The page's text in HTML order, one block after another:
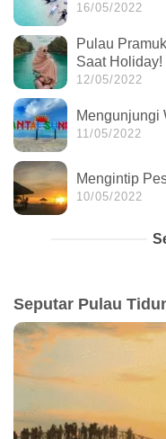
16/05/2022
Pulau
Saat Holiday!
12/05/2022
Mengunjungi
11/05/2022
Mengintip
10/05/2022
Seputar Pulau